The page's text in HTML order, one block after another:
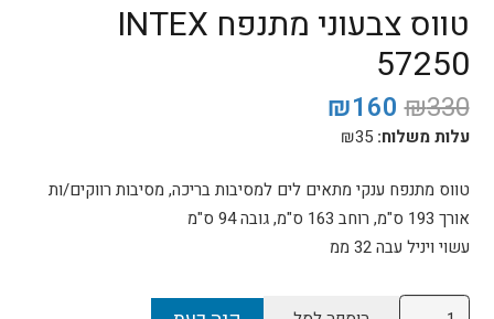
טווס צבעוני מתנפח INTEX
57250
₪330 המחיר
המקורי
₪330.
₪160
₪160.
עלות משלוח: ₪35
טווס מתנפח ענקי מתאים לים למסיבות בריכה, מסיבות רווקים/ות
אורך 193 ס"מ, רוחב 163 ס"מ, גובה 94 ס"מ
עשוי ויניל עבה 32 ממ
כמות